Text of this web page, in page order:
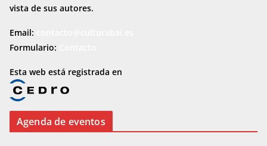
vista de sus autores.
Email:
Formulario:
Esta web está registrada en
Agenda de eventos